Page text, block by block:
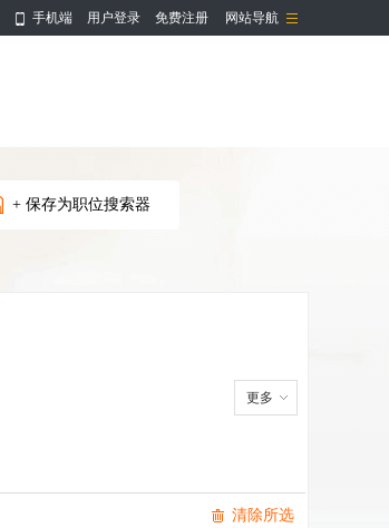
网站导航
手机端 用户登录 免费注册
+ 保存为职位搜索器
更多
清除所选